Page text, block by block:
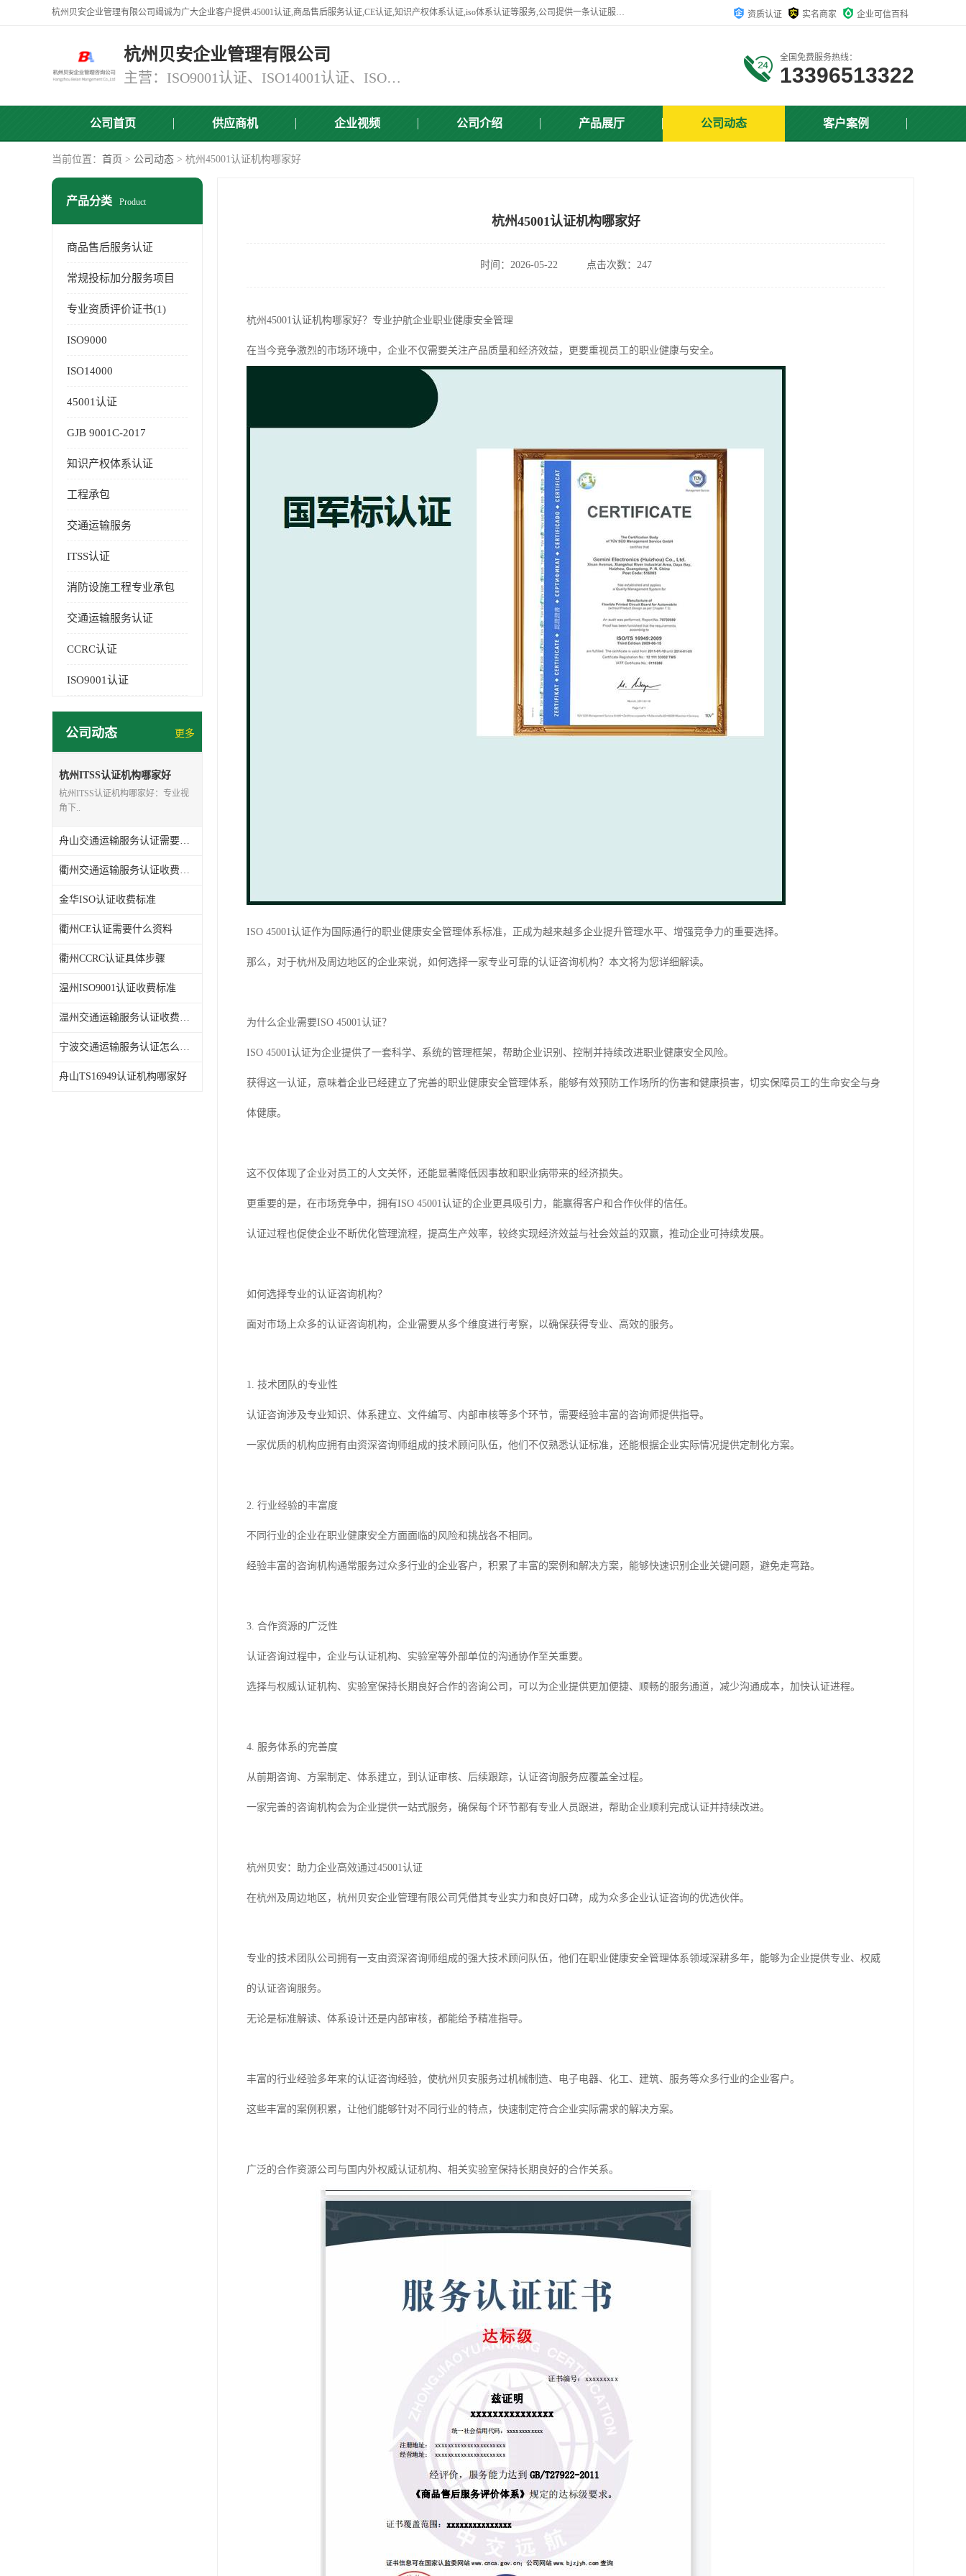
杭州贝安企业管理有限公司竭诚为广大企业客户提供:45001认证,商品售后服务认证,CE认证,知识产权体系认证,iso体系认证等服务,公司提供一条认证服务,方便快捷. 资质认证 实名商家 企业可信百科
杭州贝安企业管理有限公司
主营：ISO9001认证、ISO14001认证、ISO认证、ISO22000认证、ISO/TS16949认证,FSC森林认证
全国免费服务热线：
13396513322
公司首页 供应商机 企业视频 公司介绍 产品展厅 公司动态 客户案例
当前位置： 首页 > 公司动态 > 杭州45001认证机构哪家好
产品分类 Product
商品售后服务认证
常规投标加分服务项目
专业资质评价证书(1)
ISO9000
ISO14000
45001认证
GJB 9001C-2017
知识产权体系认证
工程承包
交通运输服务
ITSS认证
消防设施工程专业承包
交通运输服务认证
CCRC认证
ISO9001认证
公司动态 更多
杭州ITSS认证机构哪家好
杭州ITSS认证机构哪家好：专业视
角下..
舟山交通运输服务认证需要什么资料
衢州交通运输服务认证收费标准
金华ISO认证收费标准
衢州CE认证需要什么资料
衢州CCRC认证具体步骤
温州ISO9001认证收费标准
温州交通运输服务认证收费标准
宁波交通运输服务认证怎么办理
舟山TS16949认证机构哪家好
杭州45001认证机构哪家好
时间：2026-05-22 点击次数：247
杭州45001认证机构哪家好？专业护航企业职业健康安全管理
在当今竞争激烈的市场环境中，企业不仅需要关注产品质量和经济效益，更要重视员工的职业健康与安全。
ISO 45001认证作为国际通行的职业健康安全管理体系标准，正成为越来越多企业提升管理水平、增强竞争力的重要选择。
那么，对于杭州及周边地区的企业来说，如何选择一家专业可靠的认证咨询机构？本文将为您详细解读。
为什么企业需要ISO 45001认证？
ISO 45001认证为企业提供了一套科学、系统的管理框架，帮助企业识别、控制并持续改进职业健康安全风险。
获得这一认证，意味着企业已经建立了完善的职业健康安全管理体系，能够有效预防工作场所的伤害和健康损害，切实保障员工的生命安全与身
体健康。
这不仅体现了企业对员工的人文关怀，还能显著降低因事故和职业病带来的经济损失。
更重要的是，在市场竞争中，拥有ISO 45001认证的企业更具吸引力，能赢得客户和合作伙伴的信任。
认证过程也促使企业不断优化管理流程，提高生产效率，较终实现经济效益与社会效益的双赢，推动企业可持续发展。
如何选择专业的认证咨询机构？
面对市场上众多的认证咨询机构，企业需要从多个维度进行考察，以确保获得专业、高效的服务。
1. 技术团队的专业性
认证咨询涉及专业知识、体系建立、文件编写、内部审核等多个环节，需要经验丰富的咨询师提供指导。
一家优质的机构应拥有由资深咨询师组成的技术顾问队伍，他们不仅熟悉认证标准，还能根据企业实际情况提供定制化方案。
2. 行业经验的丰富度
不同行业的企业在职业健康安全方面面临的风险和挑战各不相同。
经验丰富的咨询机构通常服务过众多行业的企业客户，积累了丰富的案例和解决方案，能够快速识别企业关键问题，避免走弯路。
3. 合作资源的广泛性
认证咨询过程中，企业与认证机构、实验室等外部单位的沟通协作至关重要。
选择与权威认证机构、实验室保持长期良好合作的咨询公司，可以为企业提供更加便捷、顺畅的服务通道，减少沟通成本，加快认证进程。
4. 服务体系的完善度
从前期咨询、方案制定、体系建立，到认证审核、后续跟踪，认证咨询服务应覆盖全过程。
一家完善的咨询机构会为企业提供一站式服务，确保每个环节都有专业人员跟进，帮助企业顺利完成认证并持续改进。
杭州贝安：助力企业高效通过45001认证
在杭州及周边地区，杭州贝安企业管理有限公司凭借其专业实力和良好口碑，成为众多企业认证咨询的优选伙伴。
专业的技术团队公司拥有一支由资深咨询师组成的强大技术顾问队伍，他们在职业健康安全管理体系领域深耕多年，能够为企业提供专业、权威
的认证咨询服务。
无论是标准解读、体系设计还是内部审核，都能给予精准指导。
丰富的行业经验多年来的认证咨询经验，使杭州贝安服务过机械制造、电子电器、化工、建筑、服务等众多行业的企业客户。
这些丰富的案例积累，让他们能够针对不同行业的特点，快速制定符合企业实际需求的解决方案。
广泛的合作资源公司与国内外权威认证机构、相关实验室保持长期良好的合作关系。